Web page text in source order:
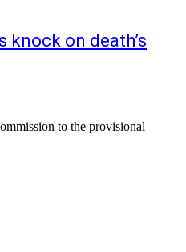
on death’s
to the provisional